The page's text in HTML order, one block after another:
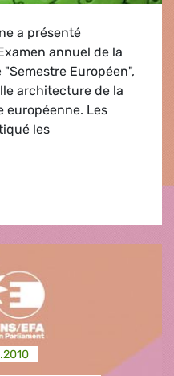
a présenté
annuel de la
Européen",
architecture de la
européenne. Les
les
européen